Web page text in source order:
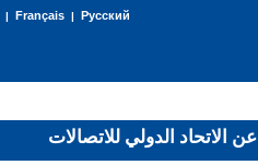
| Français| Русский
عن الاتحاد الدولي للاتصالات